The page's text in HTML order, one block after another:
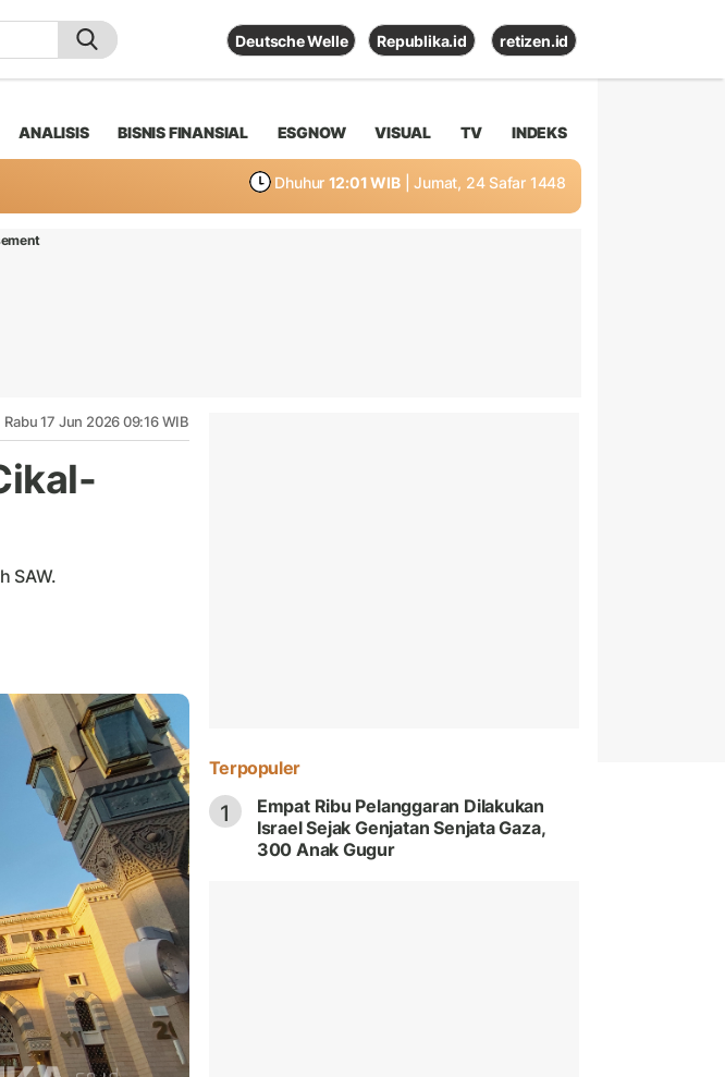
Deutsche Welle Republika.id retizen.id
ANALISIS BISNIS FINANSIAL ESGNOW VISUAL TV INDEKS
Dhuhur 12:01 WIB | Jumat, 24 Safar 1448
Rabu 17 Jun 2026 09:16 WIB
SAW.
Terpopuler
1
Empat Ribu Pelanggaran Dilakukan
Israel Sejak Genjatan Senjata Gaza,
300 Anak Gugur